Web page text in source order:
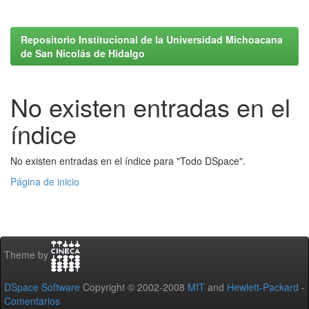
Repositorio Institucional de la Universidad Michoacana
de San Nicolás de Hidalgo
No existen entradas en el
índice
No existen entradas en el índice para "Todo DSpace".
Página de inicio
Theme by
DSpace Software Copyright © 2002-2008 MIT and Hewlett-Packard -
Comentarios